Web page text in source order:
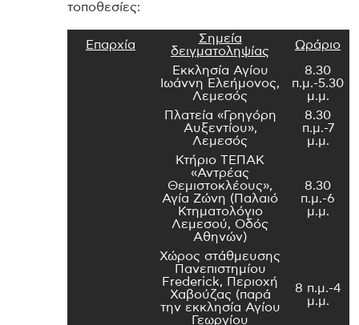
τοποθεσίες:
Επαρχία
Σημεία
δειγματοληψίας
Ωράριο
Εκκλησία Αγίου
Ιωάννη Ελεήμονος,
Λεμεσός
8.30
π.μ.-5.30
μ.μ.
Πλατεία «Γρηγόρη
Αυξεντίου»,
Λεμεσός
8.30
π.μ.-7
μ.μ.
Κτήριο ΤΕΠΑΚ
«Αντρέας
Θεμιστοκλέους»,
Αγία Ζώνη (Παλαιό
Κτηματολόγιο
Λεμεσού, Οδός
Αθηνών)
8.30
π.μ.-6
μ.μ.
Χώρος στάθμευσης
Πανεπιστημίου
Frederick, Περιοχή
Χαβούζας (παρά
την εκκλησία Αγίου
Γεωργίου
8 π.μ.-4
μ.μ.